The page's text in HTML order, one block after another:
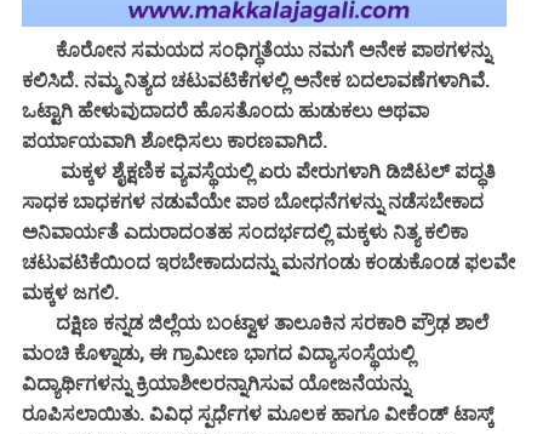
ಕೊರೋನ ಸಮಯದ ಸಂಧಿಗ್ಧತೆಯು ನಮಗೆ ಅನೇಕ ಪಾಠಗಳನ್ನು
ಕಲಿಸಿದೆ. ನಮ್ಮ ನಿತ್ಯದ ಚಟುವಟಿಕೆಗಳಲ್ಲಿ ಅನೇಕ ಬದಲಾವಣೆಗಳಾಗಿವೆ.
ಒಟ್ಟಾಗಿ ಹೇಳುವುದಾದರೆ ಹೊಸತೊಂದು ಹುಡುಕಲು ಅಥವಾ
ಪರ್ಯಾಯವಾಗಿ ಶೋಧಿಸಲು ಕಾರಣವಾಗಿದೆ.
ಮಕ್ಕಳ ಶೈಕ್ಷಣಿಕ ವ್ಯವಸ್ಥೆಯಲ್ಲಿ ಏರು ಪೇರುಗಳಾಗಿ ಡಿಜಿಟಲ್ ಪದ್ಧತಿ
ಸಾಧಕ ಬಾಧಕಗಳ ನಡುವೆಯೇ ಪಾಠ ಬೋಧನೆಗಳನ್ನು ನಡೆಸಬೇಕಾದ
ಅನಿವಾರ್ಯತೆ ಎದುರಾದಂತಹ ಸಂದರ್ಭದಲ್ಲಿ ಮಕ್ಕಳು ನಿತ್ಯ ಕಲಿಕಾ
ಚಟುವಟಿಕೆಯಿಂದ ಇರಬೇಕಾದುದನ್ನು ಮನಗಂಡು ಕಂಡುಕೊಂಡ ಫಲವೇ
ಮಕ್ಕಳ ಜಗಲಿ.
ದಕ್ಷಿಣ ಕನ್ನಡ ಜಿಲ್ಲೆಯ ಬಂಟ್ವಾಳ ತಾಲೂಕಿನ ಸರಕಾರಿ ಪ್ರೌಢ ಶಾಲೆ
ಮಂಚಿ ಕೊಳ್ನಾಡು, ಈ ಗ್ರಾಮೀಣ ಭಾಗದ ವಿದ್ಯಾಸಂಸ್ಥೆಯಲ್ಲಿ
ವಿದ್ಯಾರ್ಥಿಗಳನ್ನು ಕ್ರಿಯಾಶೀಲರನ್ನಾಗಿಸುವ ಯೋಜನೆಯನ್ನು
ರೂಪಿಸಲಾಯಿತು. ವಿವಿಧ ಸ್ಪರ್ಧೆಗಳ ಮೂಲಕ ಹಾಗೂ ವೀಕೆಂಡ್ ಟಾಸ್ಕ್